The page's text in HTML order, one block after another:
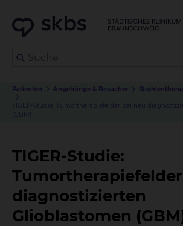
Patienten Angehörige & Besucher
TIGER-Studie: Tumortherapiefelder bei neu
(GBM)
TIGER-Studie:
diagnostizierten
Glioblastomen